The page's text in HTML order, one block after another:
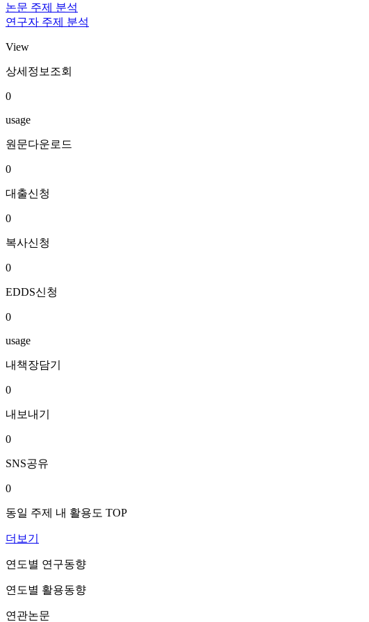
논문 주제 분석
연구자 주제 분석
View
상세정보조회
0
usage
원문다운로드
0
대출신청
0
복사신청
0
EDDS신청
0
usage
내책장담기
0
내보내기
0
SNS공유
0
동일 주제 내 활용도 TOP
더보기
연도별 연구동향
연도별 활용동향
연관논문